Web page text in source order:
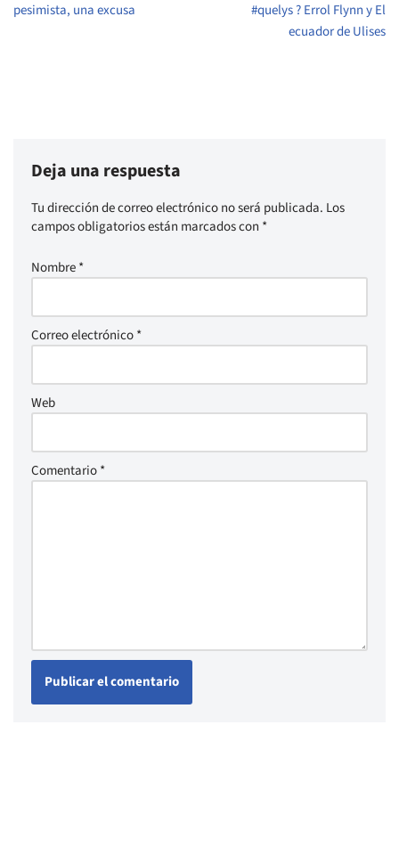
pesimista, una excusa
#quelys ? Errol Flynn y El
ecuador de Ulises
Deja una respuesta
Tu dirección de correo electrónico no será publicada. Los
campos obligatorios están marcados con *
Nombre*
Correo electrónico*
Web
Comentario*